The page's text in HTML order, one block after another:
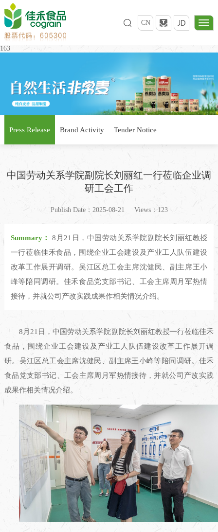
CN
163
Press Release Brand Activity Tender Notice
中国劳动关系学院副院长刘丽红一行莅临企业调
研工会工作
Publish Date：2025-08-21 Views：123
Summary：
8月21日，中国劳动关系学院副院长刘丽红教授
一行莅临佳禾食品，围绕企业工会建设及产业工人队伍建设
改革工作展开调研。吴江区总工会主席沈健民、副主席王小
峰等陪同调研。佳禾食品党支部书记、工会主席周月军热情
接待，并就公司产改实践成果作相关情况介绍。
8月21日，中国劳动关系学院副院长刘丽红教授一行莅临佳禾
食品，围绕企业工会建设及产业工人队伍建设改革工作展开调
研。吴江区总工会主席沈健民、副主席王小峰等陪同调研。佳禾
食品党支部书记、工会主席周月军热情接待，并就公司产改实践
成果作相关情况介绍。